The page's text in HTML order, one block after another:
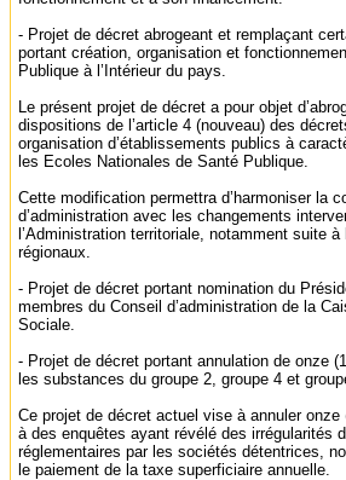
‐ Projet de décret abrogeant et remplaçant
portant création, organisation et
Publique à l’Intérieur du pays.
Le présent projet de décret a pour objet
dispositions de l’article 4 (nouveau) des
organisation d’établissements publics à
les Ecoles Nationales de Santé Publique.
Cette modification permettra d’harmoniser la
d’administration avec les changements
l’Administration territoriale, notamment suite
régionaux.
‐ Projet de décret portant nomination du
membres du Conseil d’administration de la
Sociale.
‐ Projet de décret portant annulation de onze
les substances du groupe 2, groupe 4 et
Ce projet de décret actuel vise à annuler
à des enquêtes ayant révélé des irrégularités
réglementaires par les sociétés détentrices,
le paiement de la taxe superficiaire annuelle.